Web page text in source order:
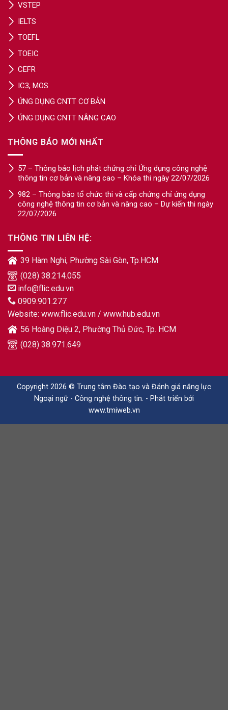
VSTEP
ỨNG DỤNG CNTT CƠ BẢN
ỨNG DỤNG CNTT NÂNG CAO
IC3, MOS
IELTS
TOEFL
TOEIC
CEFR
THÔNG BÁO MỚI NHẤT
57 – Thông báo lịch phát chứng chỉ Ứng dụng công nghệ
thông tin cơ bản và nâng cao – Khóa thi ngày 22/07/2026
982 – Thông báo tổ chức thi và cấp chứng chỉ ứng dụng
công nghệ thông tin cơ bản và nâng cao – Dự kiến thi ngày
22/07/2026
THÔNG TIN LIÊN HỆ:
39 Hàm Nghi, Phường Sài Gòn, Tp.HCM
(028) 38.214.055
info@flic.edu.vn
0909.901.277
Website: www.flic.edu.vn / www.hub.edu.vn
56 Hoàng Diệu 2, Phường Thủ Đức, Tp. HCM
(028) 38.971.649
Copyright 2026 © Trung tâm Đào tạo và Đánh giá năng lực
Ngoại ngữ - Công nghệ thông tin. - Phát triển bởi
www.tmiweb.vn